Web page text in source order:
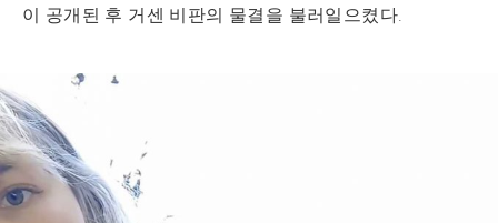
이 공개된 후 거센 비판의 물결을 불러일으켰다.